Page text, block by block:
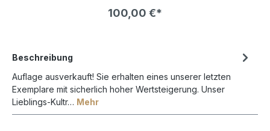
und kontrastreicher als bei normalem Bilderglas NUR
100,00 €*
Beschreibung
Auflage ausverkauft! Sie erhalten eines unserer letzten
Exemplare mit sicherlich hoher Wertsteigerung. Unser
Lieblings-Kultr… Mehr